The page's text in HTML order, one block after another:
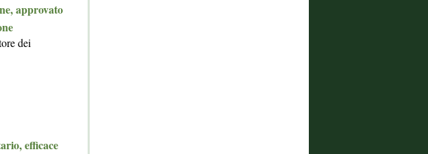
approvato
dei
efficace